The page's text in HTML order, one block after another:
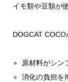
イモ類や豆類が
DOGCAT COCO
原材料がシン
消化の負担を